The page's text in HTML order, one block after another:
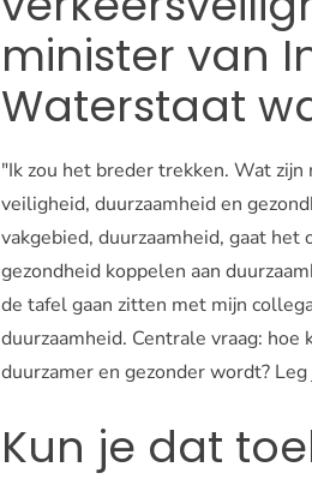
minister van
Waterstaat
"Ik zou het breder trekken. Wat
veiligheid, duurzaamheid en
vakgebied, duurzaamheid, gaat
gezondheid koppelen aan
de tafel gaan zitten met mijn
duurzaamheid. Centrale vraag:
duurzamer en gezonder wordt?
Kun je dat